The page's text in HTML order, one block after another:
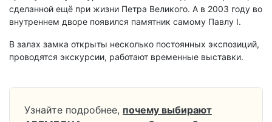
сделанной ещё при жизни Петра Великого. А в 2003 году во
внутреннем дворе появился памятник самому Павлу I.
В залах замка открыты несколько постоянных экспозиций,
проводятся экскурсии, работают временные выставки.
Узнайте подробнее, почему выбирают